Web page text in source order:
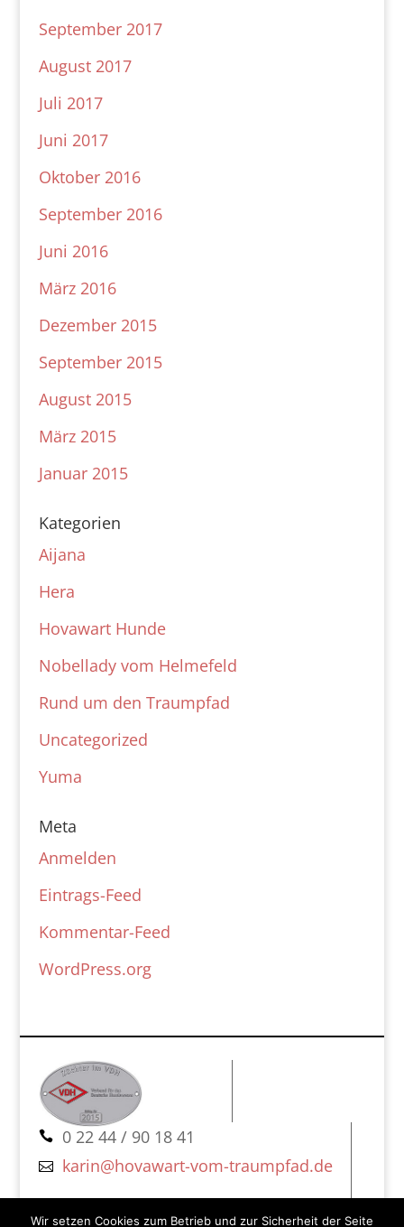
September 2017
August 2017
Juli 2017
Juni 2017
Oktober 2016
September 2016
Juni 2016
März 2016
Dezember 2015
September 2015
August 2015
März 2015
Januar 2015
Kategorien
Aijana
Hera
Hovawart Hunde
Nobellady vom Helmefeld
Rund um den Traumpfad
Uncategorized
Yuma
Meta
Anmelden
Eintrags-Feed
Kommentar-Feed
WordPress.org
  0 22 44 / 90 18 41
karin@hovawart-vom-traumpfad.de
Wir setzen Cookies zum Betrieb und zur Sicherheit der Seite